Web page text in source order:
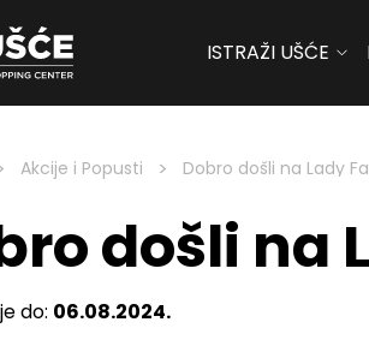
ISTRAŽI UŠĆE
Akcije i Popusti > Dobro došli na Lady
došli na
do: 06.08.2024.